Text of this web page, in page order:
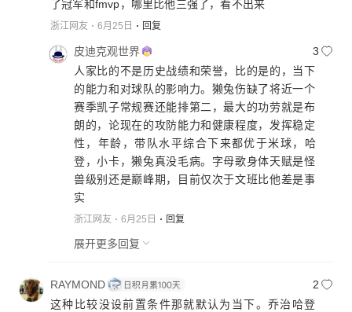
了冠军和fmvp，哪里比他三强了，看不出来
浙江网友 6月25日 回复
皮迪克观世界
3
人家比的不是历史战绩和荣誉，比的是的，当下
的能力和对球队的影响力。獭兔伤缺了将近一个
赛季凯子常规赛还能排第二，最大的功劳就是布
朗的，论现在的攻防能力和健康程度，发挥稳定
性，年龄，带队水平综合下来都优于米球，哈
登，小卡，獭兔真没毛病。字母歌身体天赋是怪
兽级别还是巅峰期，目前仅次于文班比他差是事
实
浙江网友 6月25日 回复
展开更多回复
RAYMOND
2
这种比较没设前置条件那就默认为当下。乔治哈登